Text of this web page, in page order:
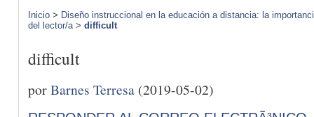
Inicio > Diseño instruccional en la educación a distancia: la
del lector/a> difficult
difficult
porBarnes Terresa (2019-05-02)